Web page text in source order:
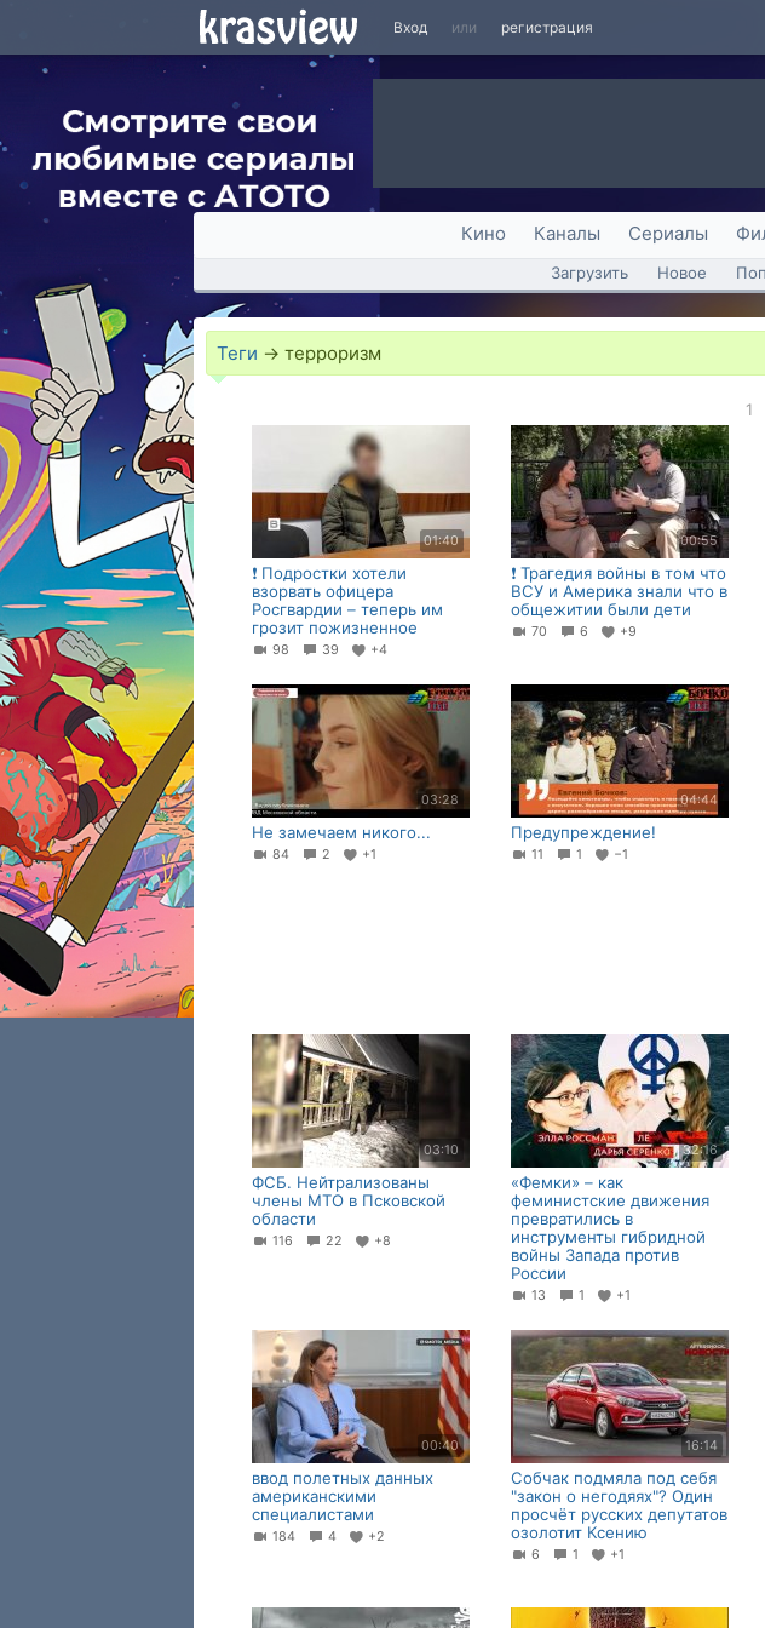
Вход или регистрация
Кино Каналы Сериалы
Загрузить Новое
Теги → терроризм
1
01:40
❗️ Подростки хотели
взорвать офицера
Росгвардии – теперь им
грозит пожизненное
98 39 +4
00:55
❗️ Трагедия войны в том что
ВСУ и Америка знали что в
общежитии были дети
70 6 +9
03:28
Не замечаем никого...
84 2 +1
04:44
Предупреждение!
11 1 −1
03:10
ФСБ. Нейтрализованы
члены МТО в Псковской
области
116 22 +8
32:16
«Фемки» – как
феминистские движения
превратились в
инструменты гибридной
войны Запада против
России
13 1 +1
00:40
ввод полетных данных
американскими
специалистами
184 4 +2
16:14
Собчак подмяла под себя
"закон о негодяях"? Один
просчёт русских депутатов
озолотит Ксению
6 1 +1